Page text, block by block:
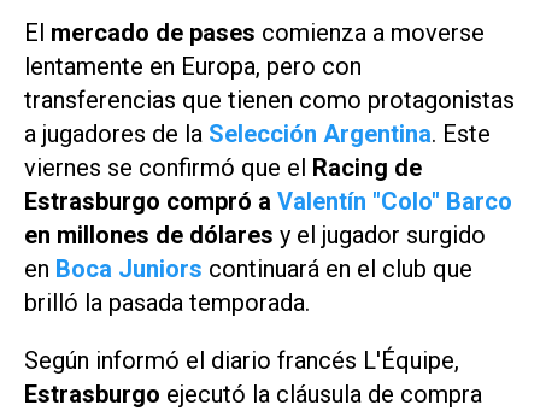
El mercado de pases comienza a moverse
lentamente en Europa, pero con
transferencias que tienen como protagonistas
a jugadores de la Selección Argentina. Este
viernes se confirmó que el Racing de
Estrasburgo compró a Valentín "Colo" Barco
en millones de dólares y el jugador surgido
en Boca Juniors continuará en el club que
brilló la pasada temporada.
Según informó el diario francés L'Équipe,
Estrasburgo ejecutó la cláusula de compra